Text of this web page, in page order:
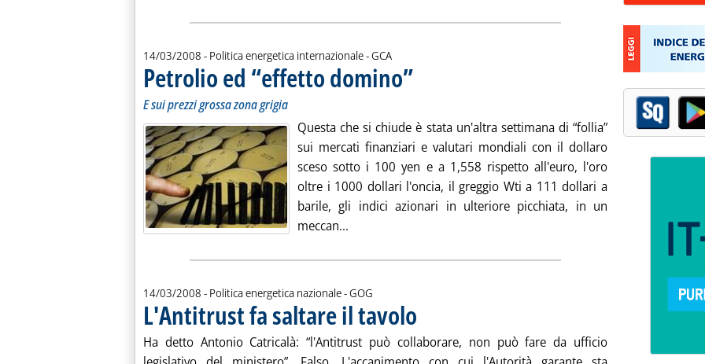
14/03/2008 - Politica energetica internazionale -di:
GCA
Petrolio ed “effetto domino”. Sottotitolo: E sui prezzi grossa zona grigia
. Pubblicata venerdì 14 marzo 2008 alle 14.11.
E sui prezzi grossa zona grigia
Questa che si chiude è stata un'altra settimana di “follia”
sui mercati finanziari e valutari mondiali con il dollaro
sceso sotto i 100 yen e a 1,558 rispetto all'euro, l'oro
oltre i 1000 dollari l'oncia, il greggio Wti a 111 dollari a
barile, gli indici azionari in ulteriore picchiata, in un
meccan...
14/03/2008 - Politica energetica nazionale -di:
GOG
L'Antitrust fa saltare il tavolo
Ha detto Antonio Catricalà: “l'Antitrust può collaborare, non può fare da ufficio